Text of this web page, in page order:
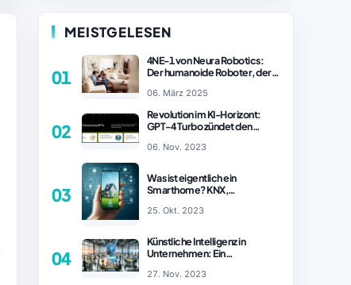
MEISTGELESEN
01
4NE-1 von Neura Robotics:
Der humanoide Roboter, der
revolutionieren könnte
06. März 2025
02
Revolution im KI-Horizont:
GPT-4 Turbo zündet den
– ChatGPT Revolution!
06. Nov. 2023
03
Was ist eigentlich ein
Smarthome? KNX,
Vergleich
25. Okt. 2023
04
Künstliche Intelligenz in
Unternehmen: Ein
27. Nov. 2023